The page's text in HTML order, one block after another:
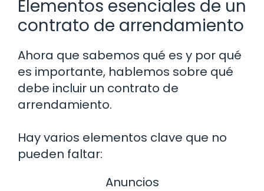
Elementos esenciales de un
contrato de arrendamiento
Ahora que sabemos qué es y por qué
es importante, hablemos sobre qué
debe incluir un contrato de
arrendamiento.
Hay varios elementos clave que no
pueden faltar:
Anuncios